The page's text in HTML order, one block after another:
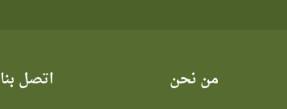
من نحن اتصل بنا